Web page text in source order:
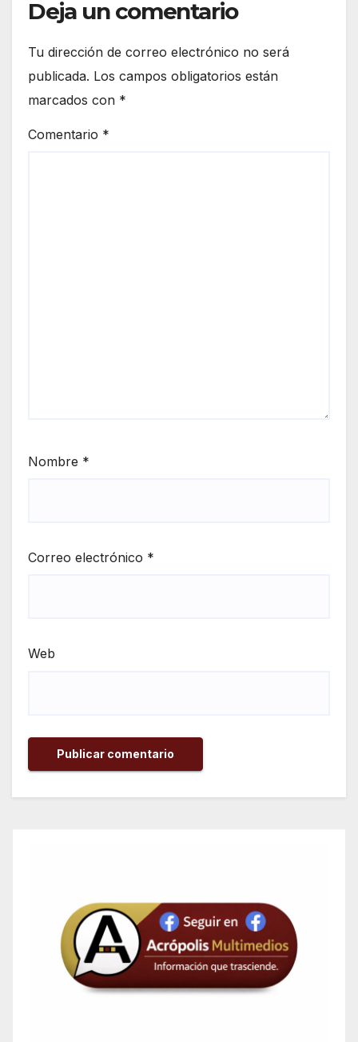
Deja un comentario
Tu dirección de correo electrónico no será
publicada. Los campos obligatorios están
marcados con *
Comentario *
Nombre *
Correo electrónico *
Web